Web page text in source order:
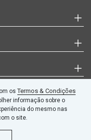
osTermos & Condições
informação sobre o
do mesmo nas
o site.